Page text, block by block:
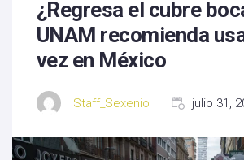
¿Regresa el cubre
UNAM recomienda
vez en México
Staff_Sexenio julio 31,